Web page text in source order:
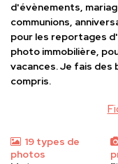
d'évènements,
communions,
pour les reportages
photo immobilière,
vacances. Je fais des
compris.
19 types de
photos